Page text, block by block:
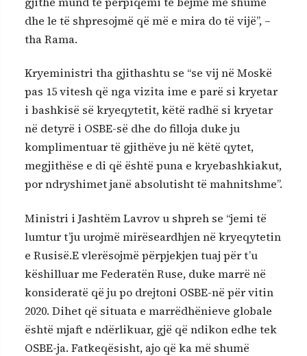
dhe le të shpresojmë që më e mira do të vijë”, –
tha Rama.
Kryeministri tha gjithashtu se “se vij në Moskë
pas 15 vitesh që nga vizita ime e parë si kryetar
i bashkisë së kryeqytetit, këtë radhë si kryetar
në detyrë i OSBE-së dhe do filloja duke ju
komplimentuar të gjithëve ju në këtë qytet,
megjithëse e di që është puna e kryebashkiakut,
por ndryshimet janë absolutisht të mahnitshme”.
Ministri i Jashtëm Lavrov u shpreh se “jemi të
lumtur t’ju urojmë mirëseardhjen në kryeqytetin
e Rusisë.E vlerësojmë përpjekjen tuaj për t’u
këshilluar me Federatën Ruse, duke marrë në
konsideratë që ju po drejtoni OSBE-në për vitin
2020. Dihet që situata e marrëdhënieve globale
është mjaft e ndërlikuar, gjë që ndikon edhe tek
OSBE-ja. Fatkeqësisht, ajo që ka më shumë